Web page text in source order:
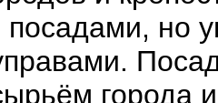
посадами, но
города